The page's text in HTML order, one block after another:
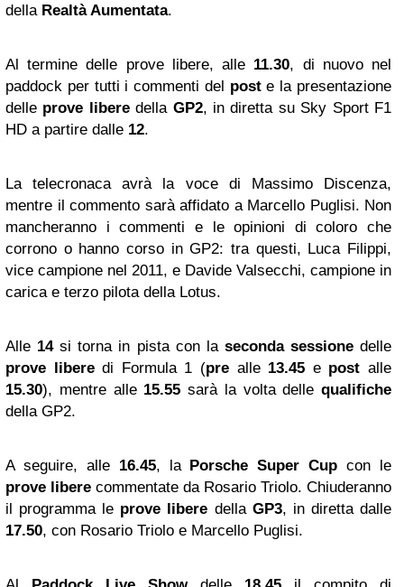
della Realtà Aumentata.
Al termine delle prove libere, alle 11.30, di nuovo nel
paddock per tutti i commenti del poste la presentazione
delle prove liberedella GP2, in diretta su Sky Sport F1
HD a partire dalle 12.
La telecronaca avrà la voce di Massimo Discenza,
mentre il commento sarà affidato a Marcello Puglisi. Non
mancheranno i commenti e le opinioni di coloro che
corrono o hanno corso in GP2: tra questi, Luca Filippi,
vice campione nel 2011, e Davide Valsecchi, campione in
carica e terzo pilota della Lotus.
Alle 14si torna in pista con la seconda sessionedelle
prove liberedi Formula 1 (pre alle 13.45 e post alle
15.30), mentre alle 15.55 sarà la volta delle qualifiche
della GP2.
A seguire, alle 16.45, la Porsche Super Cup con le
prove libere commentate da Rosario Triolo. Chiuderanno
il programma le prove libere della GP3, in diretta dalle
17.50, con Rosario Triolo e Marcello Puglisi.